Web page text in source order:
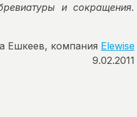
и сокращения.
Ешкеев, компания Elewise
9.02.2011